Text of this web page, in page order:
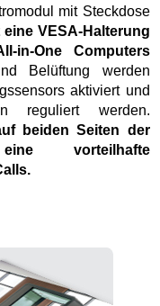
mit Steckdose
VESA-Halterung
in-One Computers
Belüftung werden
aktiviert und
reguliert werden.
beiden Seiten der
vorteilhafte